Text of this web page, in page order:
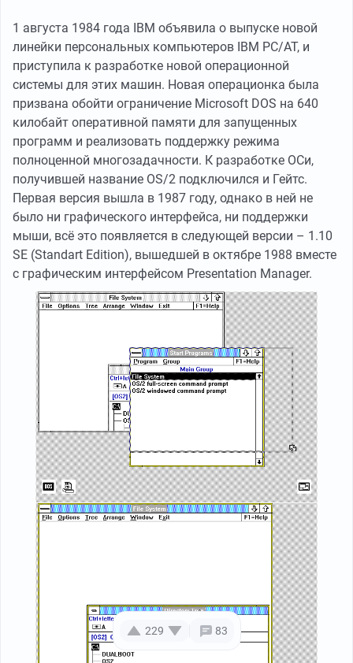
1 августа 1984 года IBM объявила о выпуске новой
линейки персональных компьютеров IBM PC/AT, и
приступила к разработке новой операционной
системы для этих машин. Новая операционка была
призвана обойти ограничение Microsoft DOS на 640
килобайт оперативной памяти для запущенных
программ и реализовать поддержку режима
полноценной многозадачности. К разработке ОСи,
получившей название OS/2 подключился и Гейтс.
Первая версия вышла в 1987 году, однако в ней не
было ни графического интерфейса, ни поддержки
мыши, всё это появляется в следующей версии – 1.10
SE (Standart Edition), вышедшей в октябре 1988 вместе
с графическим интерфейсом Presentation Manager.
229 83